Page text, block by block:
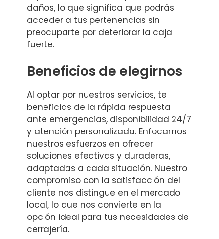
daños, lo que significa que podrás
acceder a tus pertenencias sin
preocuparte por deteriorar la caja
fuerte.
Beneficios de elegirnos
Al optar por nuestros servicios, te
beneficias de la rápida respuesta
ante emergencias, disponibilidad 24/7
y atención personalizada. Enfocamos
nuestros esfuerzos en ofrecer
soluciones efectivas y duraderas,
adaptadas a cada situación. Nuestro
compromiso con la satisfacción del
cliente nos distingue en el mercado
local, lo que nos convierte en la
opción ideal para tus necesidades de
cerrajería.